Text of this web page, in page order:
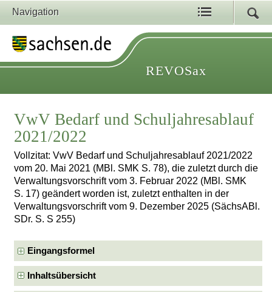
Navigation
REVOSax
VwV Bedarf und Schuljahresablauf
2021/2022
Vollzitat: VwV Bedarf und Schuljahresablauf 2021/2022
vom 20. Mai 2021 (MBl. SMK S. 78), die zuletzt durch die
Verwaltungsvorschrift vom 3. Februar 2022 (MBl. SMK
S. 17) geändert worden ist, zuletzt enthalten in der
Verwaltungsvorschrift vom 9. Dezember 2025 (SächsABl.
SDr. S. S 255)
Eingangsformel
Inhaltsübersicht